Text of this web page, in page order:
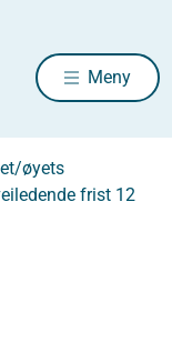
Meny
øyets
frist 12